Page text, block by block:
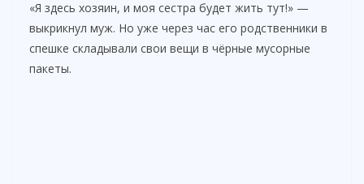
«Я здесь хозяин, и моя сестра будет жить тут!» —
выкрикнул муж. Но уже через час его родственники в
спешке складывали свои вещи в чёрные мусорные
пакеты.